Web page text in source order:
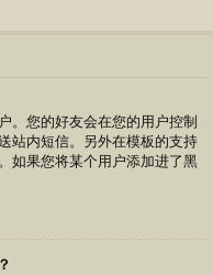
。您的好友会在您的用户控制
站内短信。另外在模板的支持
如果您将某个用户添加进了黑